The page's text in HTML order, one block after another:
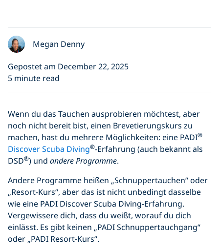
Megan Denny
Gepostet am December 22, 2025
5 minute read
Wenn du das Tauchen ausprobieren möchtest, aber
noch nicht bereit bist, einen Brevetierungskurs zu
machen, hast du mehrere Möglichkeiten: eine PADI®
Discover Scuba Diving®-Erfahrung (auch bekannt als
DSD®) und andere Programme.
Andere Programme heißen „Schnuppertauchen“ oder
„Resort-Kurs“, aber das ist nicht unbedingt dasselbe
wie eine PADI Discover Scuba Diving-Erfahrung.
Vergewissere dich, dass du weißt, worauf du dich
einlässt. Es gibt keinen „PADI Schnuppertauchgang“
oder „PADI Resort-Kurs“.